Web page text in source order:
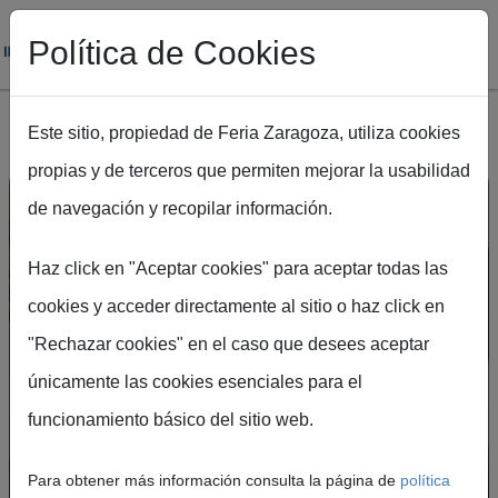
Pasar al contenido principal
Crea tu cuenta en el
Portal de Visitantes
Podrás acceder de forma rápida y segura a
Política de Cookies
Este sitio, propiedad de Feria Zaragoza, utiliza cookies
propias y de terceros que permiten mejorar la usabilidad
de navegación y recopilar información.
Haz click en "Aceptar cookies" para aceptar todas las
cookies y acceder directamente al sitio o haz click en
"Rechazar cookies" en el caso que desees aceptar
únicamente las cookies esenciales para el
funcionamiento básico del sitio web.
Para obtener más información consulta la página de política